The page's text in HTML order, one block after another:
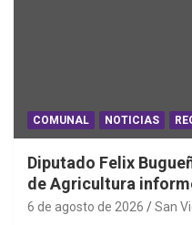
COMUNAL NOTICIAS
Diputado Felix
de Agricultura
en la Región de
6 de agosto de 2026 San